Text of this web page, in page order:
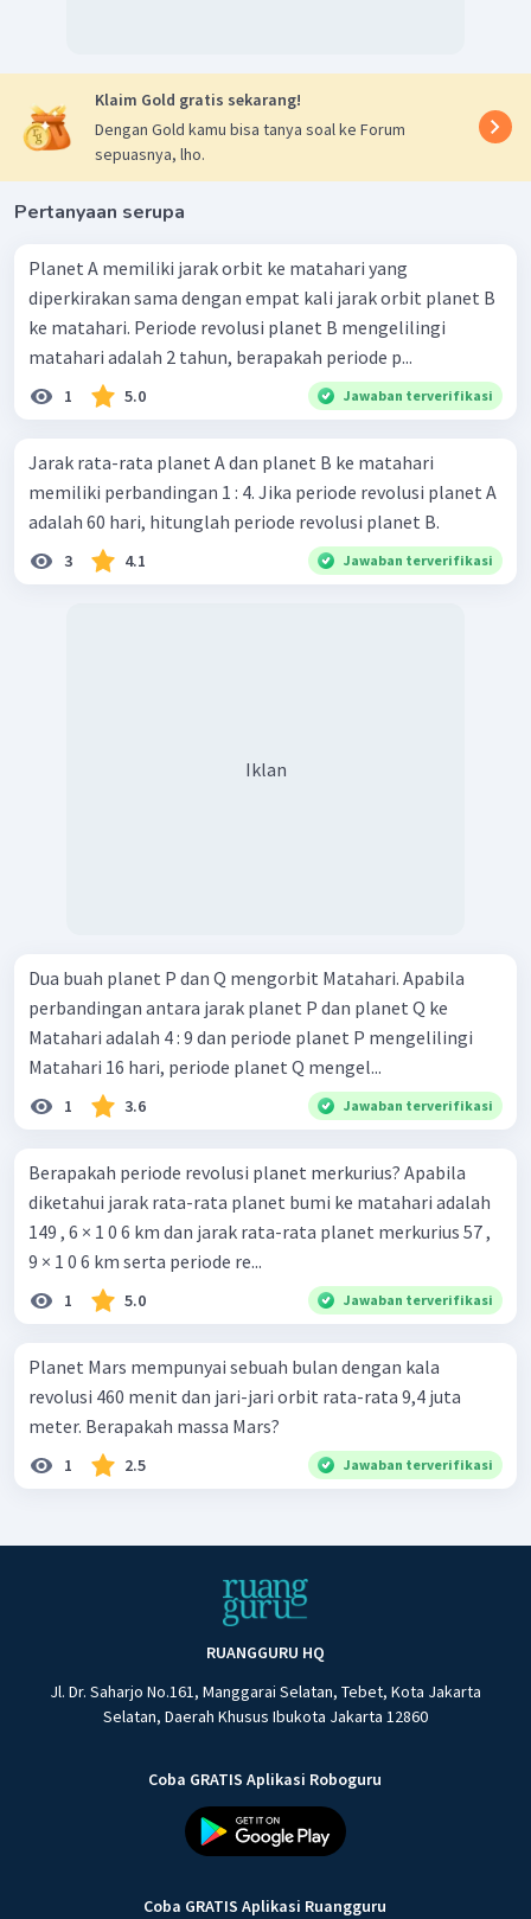
Klaim Gold gratis sekarang!
Dengan Gold kamu bisa tanya soal ke Forum
sepuasnya, lho.
Pertanyaan serupa
Planet A memiliki jarak orbit ke matahari yang
diperkirakan sama dengan empat kali jarak orbit planet B
ke matahari. Periode revolusi planet B mengelilingi
matahari adalah 2 tahun, berapakah periode p...
1 5.0 Jawaban terverifikasi
Jarak rata-rata planet A dan planet B ke matahari
memiliki perbandingan 1 : 4. Jika periode revolusi planet A
adalah 60 hari, hitunglah periode revolusi planet B.
3 4.1 Jawaban terverifikasi
Iklan
Dua buah planet P dan Q mengorbit Matahari. Apabila
perbandingan antara jarak planet P dan planet Q ke
Matahari adalah 4 : 9 dan periode planet P mengelilingi
Matahari 16 hari, periode planet Q mengel...
1 3.6 Jawaban terverifikasi
Berapakah periode revolusi planet merkurius? Apabila
diketahui jarak rata-rata planet bumi ke matahari adalah
149 , 6 × 1 0 6 km dan jarak rata-rata planet merkurius 57 ,
9 × 1 0 6 km serta periode re...
1 5.0 Jawaban terverifikasi
Planet Mars mempunyai sebuah bulan dengan kala
revolusi 460 menit dan jari-jari orbit rata-rata 9,4 juta
meter. Berapakah massa Mars?
1 2.5 Jawaban terverifikasi
RUANGGURU HQ
Jl. Dr. Saharjo No.161, Manggarai Selatan, Tebet, Kota Jakarta
Selatan, Daerah Khusus Ibukota Jakarta 12860
Coba GRATIS Aplikasi Roboguru
Coba GRATIS Aplikasi Ruangguru